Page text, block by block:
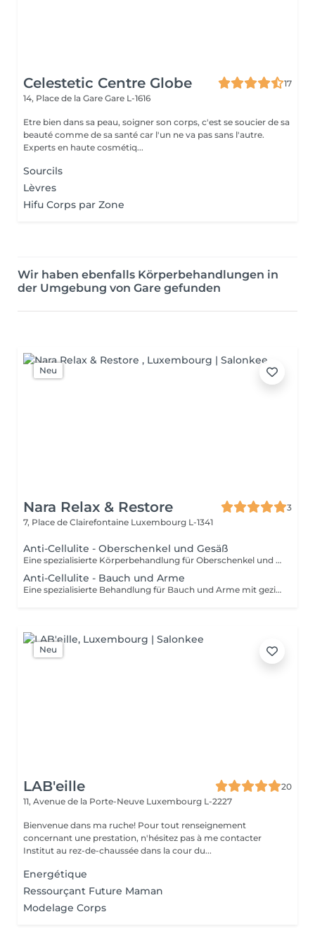
Celestetic Centre Globe
17
14, Place de la Gare Gare L-1616
Etre bien dans sa peau, soigner son corps, c'est se soucier de sa
beauté comme de sa santé car l'un ne va pas sans l'autre.
Experts en haute cosmétiq...
Sourcils
Lèvres
Hifu Corps par Zone
Wir haben ebenfalls Körperbehandlungen in
der Umgebung von Gare gefunden
Neu
Nara Relax & Restore
3
7, Place de Clairefontaine Luxembourg L-1341
Anti-Cellulite - Oberschenkel und Gesäß
Eine spezialisierte Körperbehandlung für Oberschenkel und Gesäß mit intensiven Massagetechniken zur Anregung der Durchblutung und gezielten Bearbeitung des darunterliegenden Gewebes. Die Anwendung kann das Hautbild unterstützen, die Gewebespannung fördern und für ein glatteres, strafferes Hautgefühl sorgen.
Anti-Cellulite - Bauch und Arme
Eine spezialisierte Behandlung für Bauch und Arme mit gezielten Massagetechniken zur Anregung der Durchblutung und Unterstützung eines gepflegten Hautbildes. Die intensive Anwendung kann die Gewebespannung fördern, das Hautbild verfeinern und die Haut geschmeidiger, glatter und frischer erscheinen lassen.
Neu
LAB'eille
20
11, Avenue de la Porte-Neuve Luxembourg L-2227
Bienvenue dans ma ruche! Pour tout renseignement
concernant une prestation, n'hésitez pas à me contacter
Institut au rez-de-chaussée dans la cour du...
Energétique
Ressourçant Future Maman
Modelage Corps